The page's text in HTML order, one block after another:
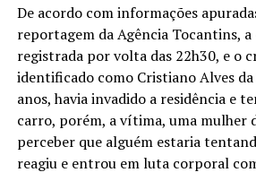
De acordo com informações
reportagem da Agência Tocantins,
registrada por volta das 22h30, e o
identificado como Cristiano Alves
anos, havia invadido a residência e
carro, porém, a vítima, uma mulher
perceber que alguém estaria
reagiu e entrou em luta corporal